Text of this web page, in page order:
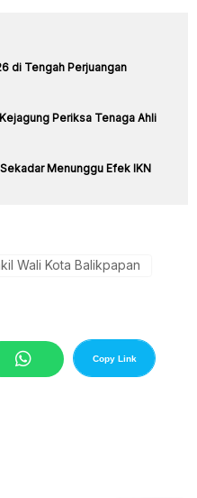
di Tengah Perjuangan
Periksa Tenaga Ahli
Menunggu Efek IKN
Wali Kota Balikpapan
Copy Link